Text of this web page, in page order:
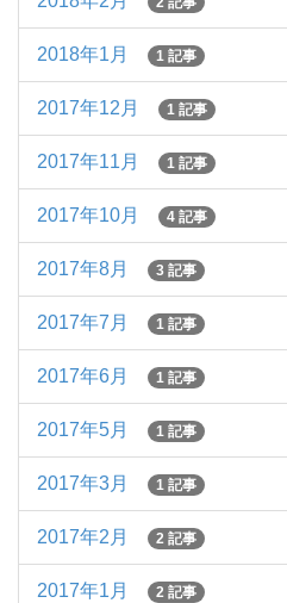
2018年1月 1 記事
2017年12月 1 記事
2017年11月 1 記事
2017年10月 4 記事
2017年8月 3 記事
2017年7月 1 記事
2017年6月 1 記事
2017年5月 1 記事
2017年3月 1 記事
2017年2月 2 記事
2017年1月 2 記事